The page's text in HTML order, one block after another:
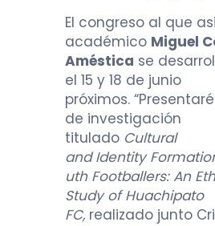
El congreso al que
académico Miguel
Améstica se
el 15 y 18 de junio
próximos.
de investigación
titulado Cultural
and Identity
uth Footballers: An
Study of Huachipato
FC, realizado junto